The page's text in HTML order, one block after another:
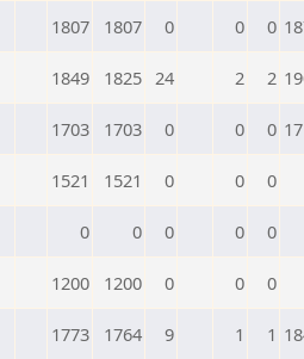
1807 1807 0 0 0
1849 1825 24 2 2
1703 1703 0 0 0
1521 1521 0 0 0
0 0 0 0 0
1200 1200 0 0 0
1773 1764 9 1 1